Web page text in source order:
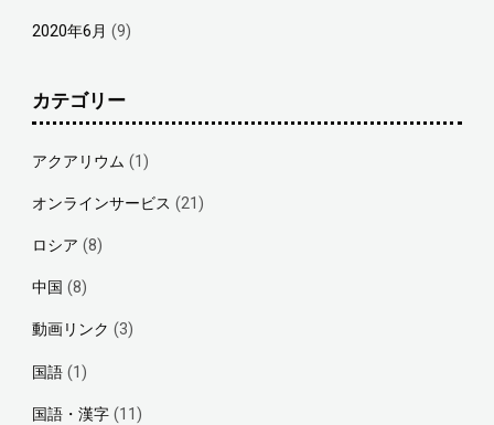
2020年6月 (9)
カテゴリー
アクアリウム (1)
オンラインサービス (21)
ロシア (8)
中国 (8)
動画リンク (3)
国語(1)
国語・漢字(11)